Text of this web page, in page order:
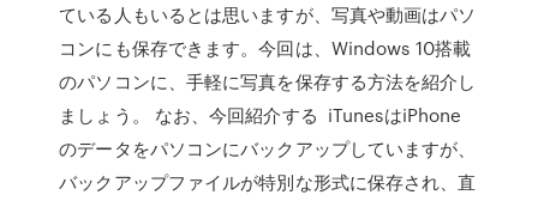
ている人もいるとは思いますが、写真や動画はパソ
コンにも保存できます。今回は、Windows 10搭載
のパソコンに、手軽に写真を保存する方法を紹介し
ましょう。 なお、今回紹介する iTunesはiPhone
のデータをパソコンにバックアップしていますが、
バックアップファイルが特別な形式に保存され、直